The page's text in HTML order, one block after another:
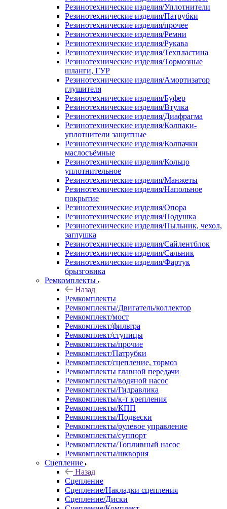
Резинотехнические изделия/Уплотнители
Резинотехнические изделия/Патрубки
Резинотехнические изделия/прочее
Резинотехнические изделия/Ремни
Резинотехнические изделия/Рукава
Резинотехнические изделия/Техпластина
Резинотехнические изделия/Тормозные
шланги, ГУР
Резинотехнические изделия/Амортизатор
глушителя
Резинотехнические изделия/Буфер
Резинотехнические изделия/Втулка
Резинотехнические изделия/Диафрагма
Резинотехнические изделия/Колпаки-
уплотнители защитные
Резинотехнические изделия/Колпачки
маслосъёмные
Резинотехнические изделия/Кольцо
уплотнительное
Резинотехнические изделия/Манжеты
Резинотехнические изделия/Напольное
покрытие
Резинотехнические изделия/Опора
Резинотехнические изделия/Подушка
Резинотехнические изделия/Пыльник, чехол,
заглушка
Резинотехнические изделия/Сайлентблок
Резинотехнические изделия/Сальник
Резинотехнические изделия/Фартук
брызговика
Ремкомплекты
Назад
Ремкомплекты
Ремкомплекты/Двигатель/коллектор
Ремкомплект/мост
Ремкомплект/фильтра
Ремкомплект/ступицы
Ремкомплекты/прочие
Ремкомплект/Патрубки
Ремкомплект/сцепление, тормоз
Ремкомплекты главной передачи
Ремкомплекты/водяной насос
Ремкомплекты/Гидравлика
Ремкомплекты/к-т крепления
Ремкомплекты/КПП
Ремкомплекты/Подвески
Ремкомплекты/рулевое управление
Ремкомплекты/суппорт
Ремкомплекты/Топливный насос
Ремкомплекты/шкворня
Сцепление
Назад
Сцепление
Сцепление/Накладки сцепления
Сцепление/Диски